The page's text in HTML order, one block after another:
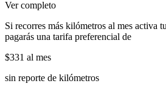
Ver completo
Si recorres más kilómetros al mes activa
pagarás una tarifa preferencial de
$331 al mes
sin reporte de kilómetros